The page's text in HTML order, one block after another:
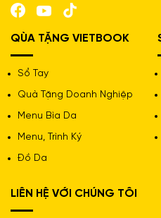
QÙA TẶNG VIETBOOK
Sổ Tay
Quà Tặng Doanh Nghiệp
Menu Bìa Da
Menu, Trình Ký
Đồ Da
LIÊN HỆ VỚI CHÚNG TÔI